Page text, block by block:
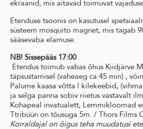
ekraanid, mis aitavad toimuvat
Etenduse tsoonis on kasutusel
süsteem mosquito magnet, mis tagab
sääsevaba elamuse.
NB! Sissepääs 17:00
Etendus toimub vabas õhus Kiidjärve
täpsustamisel (vaheaeg ca 45 min) ,
Palume kaasa võtta l kilekeebid,
ja selga panna sobiv riietus vastavalt
Kohapeal invatualett, Lemmikloomad
Ttribüün on tõusuga 5m. / Thors Films
Korraldajal on õigus teha muudatusi